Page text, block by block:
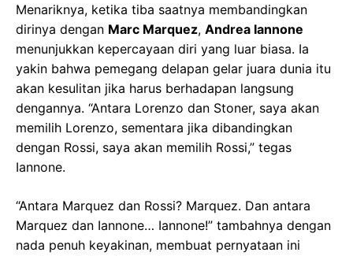
Menariknya, ketika tiba saatnya membandingkan
dirinya dengan Marc Marquez, Andrea Iannone
menunjukkan kepercayaan diri yang luar biasa. Ia
yakin bahwa pemegang delapan gelar juara dunia itu
akan kesulitan jika harus berhadapan langsung
dengannya. “Antara Lorenzo dan Stoner, saya akan
memilih Lorenzo, sementara jika dibandingkan
dengan Rossi, saya akan memilih Rossi,” tegas
Iannone.
“Antara Marquez dan Rossi? Marquez. Dan antara
Marquez dan Iannone… Iannone!” tambahnya dengan
nada penuh keyakinan, membuat pernyataan ini